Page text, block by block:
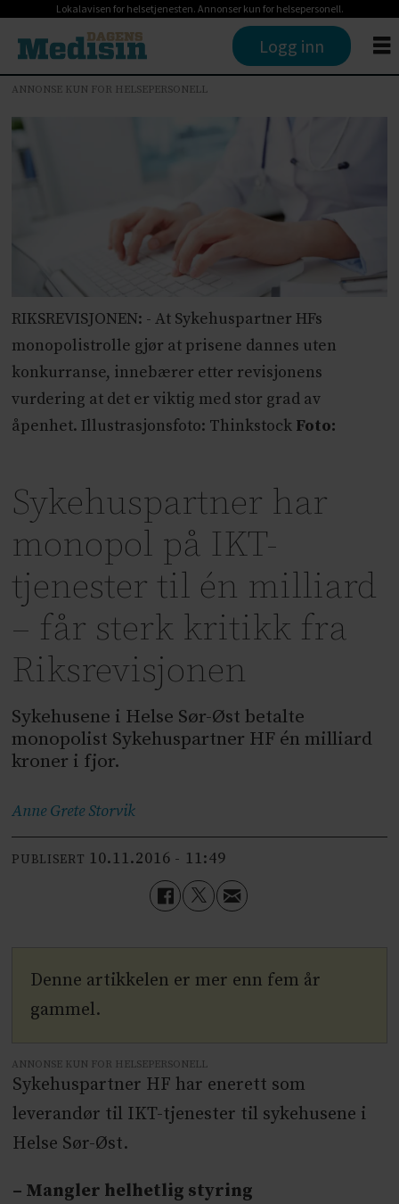
Lokalavisen for helsetjenesten. Annonser kun for helsepersonell.
Logg inn
ANNONSE KUN FOR HELSEPERSONELL
RIKSREVISJONEN: - At Sykehuspartner HFs
monopolistrolle gjør at prisene dannes uten
konkurranse, innebærer etter revisjonens
vurdering at det er viktig med stor grad av
åpenhet. Illustrasjonsfoto: Thinkstock Foto:
Sykehuspartner har
monopol på IKT-
tjenester til én milliard
– får sterk kritikk fra
Riksrevisjonen
Sykehusene i Helse Sør-Øst betalte
monopolist Sykehuspartner HF én milliard
kroner i fjor.
Anne Grete Storvik
PUBLISERT 10.11.2016 - 11:49
Denne artikkelen er mer enn fem år
gammel.
ANNONSE KUN FOR HELSEPERSONELL
Sykehuspartner HF har enerett som
leverandør til IKT-tjenester til sykehusene i
Helse Sør-Øst.
– Mangler helhetlig styring